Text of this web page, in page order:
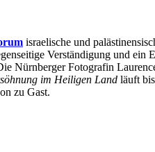
israelische und
Verständigung und
Nürnberger Fotografin
im Heiligen Land läuft
zu Gast.